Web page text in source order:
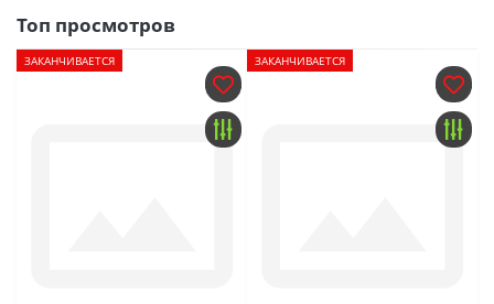
Топ просмотров
ЗАКАНЧИВАЕТСЯ ЗАКАНЧИВАЕТСЯ